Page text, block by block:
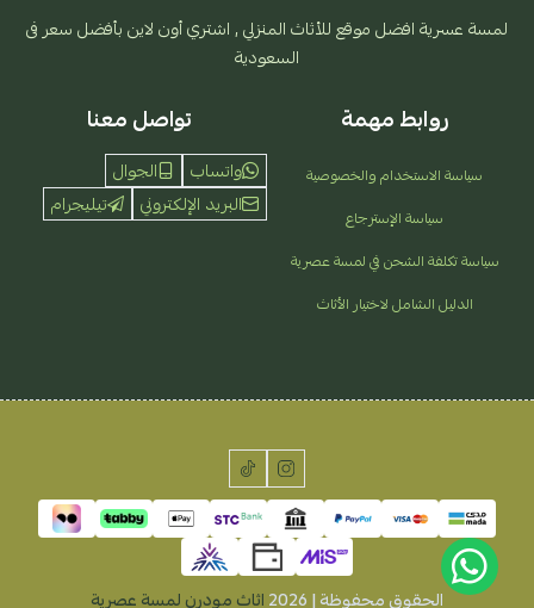
لمسة عسرية افضل موقع للأثاث المنزلي , اشتري أون لاين بأفضل سعر فى
السعودية
روابط مهمة
سياسة الاستخدام والخصوصية
سياسة الإسترجاع
سياسة تكلفة الشحن في لمسة عصرية
الدليل الشامل لاختيار الأثاث
تواصل معنا
واتساب
الجوال
البريد الإلكتروني
تيليجرام
الحقوق محفوظة | 2026 اثاث مودرن لمسة عصرية